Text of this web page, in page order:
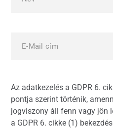
Az adatkezelés a GDPR 6.
pontja szerint történik,
jogviszony áll fenn vagy jön
a GDPR 6. cikke (1)